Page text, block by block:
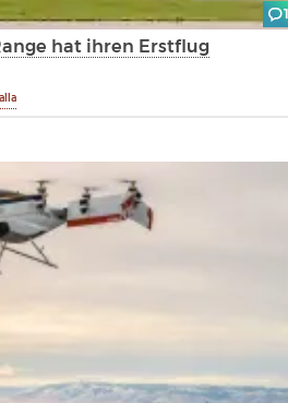
hat ihren Erstflug